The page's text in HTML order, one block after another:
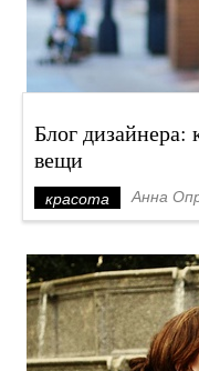
Блог дизайнера:
вещи
красота Анна